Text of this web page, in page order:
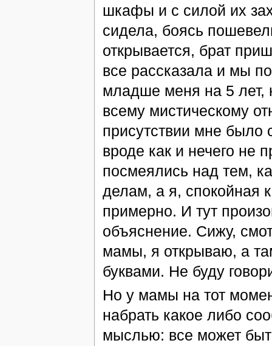
шкафы и с силой их
сидела, боясь
открывается, брат
все рассказала и мы
младше меня на 5 лет,
всему мистическому
присутствии мне было
вроде как и нечего не
посмеялись над тем,
делам, а я, спокойная
примерно. И тут
объяснение. Сижу,
мамы, я открываю, а
буквами. Не буду
Но у мамы на тот
набрать какое либо
мыслью: все может